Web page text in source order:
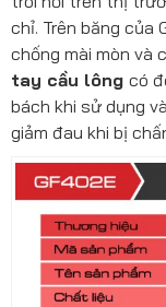
chỉ. Trên băng của
chống mài mòn và
tay cầu lông có
bách khi sử dụng
giảm đau khi bị